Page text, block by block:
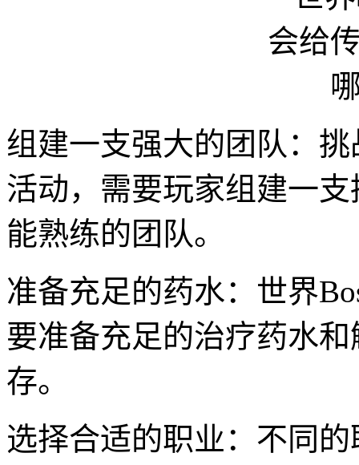
组建一支强大的团队：
活动，需要玩家组建一
能熟练的团队。
准备充足的药水：世界
要准备充足的治疗药水
存。
选择合适的职业：不同